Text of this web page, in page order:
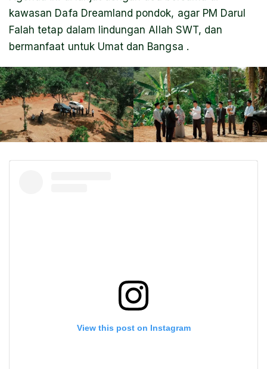
kawasan Dafa Dreamland pondok, agar PM Darul
Falah tetap dalam lindungan Allah SWT, dan
bermanfaat untuk Umat dan Bangsa .
View this post on Instagram